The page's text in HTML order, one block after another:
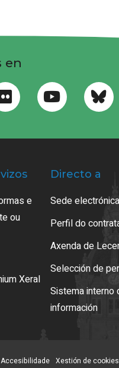
en
e
ou
Xeral
Directo a
Sede
Perfil do
Axenda de
Selección de
Sistema interno
información
Accesibilidade Xestión de cookies